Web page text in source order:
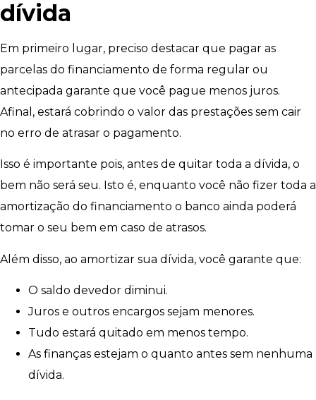
dívida
Em primeiro lugar, preciso destacar que pagar as
parcelas do financiamento de forma regular ou
antecipada garante que você pague menos juros.
Afinal, estará cobrindo o valor das prestações sem cair
no erro de atrasar o pagamento.
Isso é importante pois, antes de quitar toda a dívida, o
bem não será seu. Isto é, enquanto você não fizer toda a
amortização do financiamento o banco ainda poderá
tomar o seu bem em caso de atrasos.
Além disso, ao amortizar sua dívida, você garante que:
O saldo devedor diminui.
Juros e outros encargos sejam menores.
Tudo estará quitado em menos tempo.
As finanças estejam o quanto antes sem nenhuma
dívida.